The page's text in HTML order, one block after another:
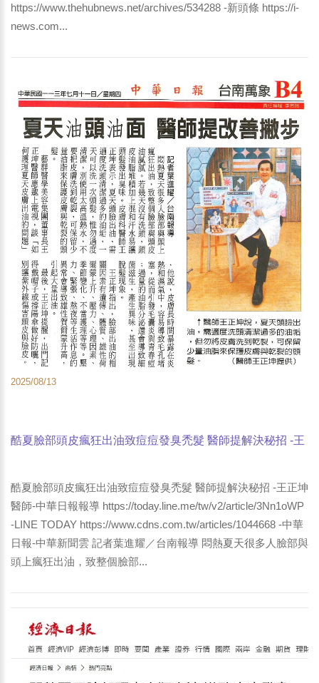
https://www.thehubnews.net/archives/534288 -新頭條 https://i-
news.com...
2025/08/13
酷夏臉部頭皮瘋狂出油致痘痘發臭禿髮 醫師提解決秘招 -王
酷夏臉部頭皮瘋狂出油致痘痘發臭禿髮 醫師提解決秘招 -王正坤
醫師-中華日報報導 https://today.line.me/tw/v2/article/3Nn1oWP
-LINE TODAY https://www.cdns.com.tw/articles/1044668 -中華
日報-中華新聞雲 記者葉進耀／台南報導 悶熱夏天很多人臉部與
頭上瘋狂出油，致整個臉部...